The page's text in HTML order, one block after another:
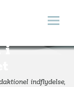
Åbn
i
indflydelse,